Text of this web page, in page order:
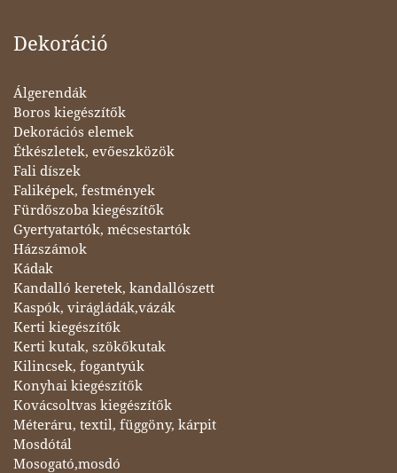
Dekoráció
Álgerendák
Boros kiegészítők
Dekorációs elemek
Étkészletek, evőeszközök
Fali díszek
Faliképek, festmények
Fürdőszoba kiegészítők
Gyertyatartók, mécsestartók
Házszámok
Kádak
Kandalló keretek, kandallószett
Kaspók, virágládák,vázák
Kerti kiegészítők
Kerti kutak, szökőkutak
Kilincsek, fogantyúk
Konyhai kiegészítők
Kovácsoltvas kiegészítők
Méteráru, textil, függöny, kárpit
Mosdótál
Mosogató,mosdó